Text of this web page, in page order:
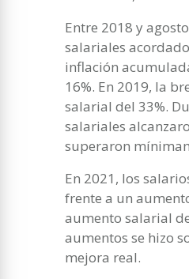
Entre 2018 y
salariales
inflación
16%. En 2019, la
salarial del 33%.
salariales
superaron
En 2021, los
frente a un
aumento salarial
aumentos se hizo
mejora real.